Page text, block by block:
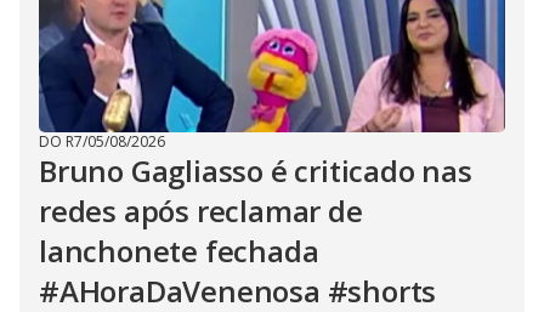
DO R7/05/08/2026
Bruno Gagliasso é criticado nas
redes após reclamar de
lanchonete fechada
#AHoraDaVenenosa #shorts